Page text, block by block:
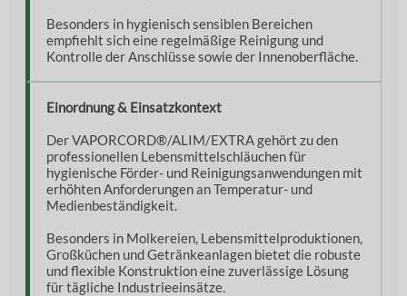
Besonders in hygienisch sensiblen Bereichen
empfiehlt sich eine regelmäßige Reinigung und
Kontrolle der Anschlüsse sowie der Innenoberfläche.
Einordnung & Einsatzkontext
Der VAPORCORD®/ALIM/EXTRA gehört zu den
professionellen Lebensmittelschläuchen für
hygienische Förder- und Reinigungsanwendungen mit
erhöhten Anforderungen an Temperatur- und
Medienbeständigkeit.
Besonders in Molkereien, Lebensmittelproduktionen,
Großküchen und Getränkeanlagen bietet die robuste
und flexible Konstruktion eine zuverlässige Lösung
für tägliche Industrieeinsätze.